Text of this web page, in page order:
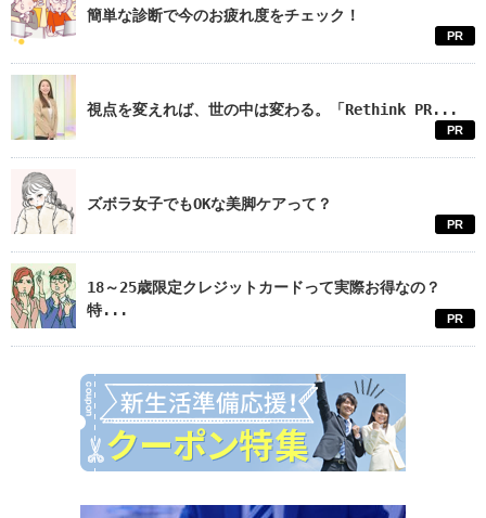
簡単な診断で今のお疲れ度をチェック！
PR
視点を変えれば、世の中は変わる。「Rethink PR...
PR
ズボラ女子でもOKな美脚ケアって？
PR
18～25歳限定クレジットカードって実際お得なの？
特...
PR